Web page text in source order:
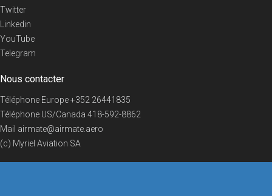
Twitter
Linkedin
YouTube
Telegram
Nous contacter
Téléphone Europe+352 26441835
Téléphone US/Canada 418-592-8862
Mail airmate@airmate.aero
(c) Myriel Aviation SA